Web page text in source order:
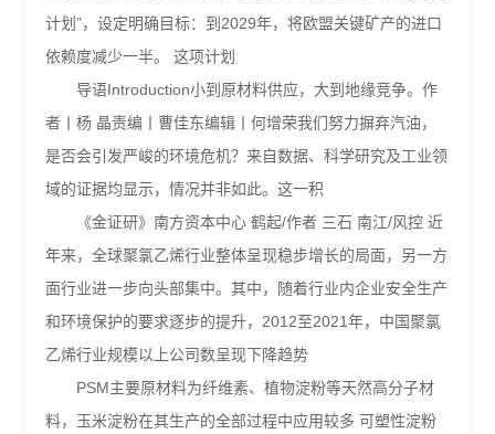
计划”，设定明确目标：到2029年，将欧盟关键矿产的进口
依赖度减少一半。 这项计划
导语Introduction小到原材料供应，大到地缘竞争。作
者丨杨 晶责编丨曹佳东编辑丨何增荣我们努力摒弃汽油，
是否会引发严峻的环境危机？来自数据、科学研究及工业领
域的证据均显示，情况并非如此。这一积
《金证研》南方资本中心 鹤起/作者 三石 南江/风控 近
年来，全球聚氯乙烯行业整体呈现稳步增长的局面，另一方
面行业进一步向头部集中。其中，随着行业内企业安全生产
和环境保护的要求逐步的提升，2012至2021年，中国聚氯
乙烯行业规模以上公司数呈现下降趋势
PSM主要原材料为纤维素、植物淀粉等天然高分子材
料，玉米淀粉在其生产的全部过程中应用较多 可塑性淀粉